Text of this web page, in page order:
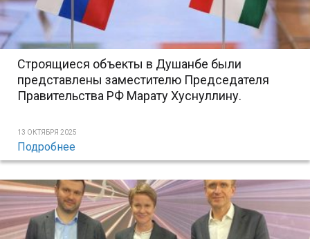
Строящиеся объекты в Душанбе были
представлены заместителю Председателя
Правительства РФ Марату Хуснуллину.
13 ОКТЯБРЯ 2025
Подробнее